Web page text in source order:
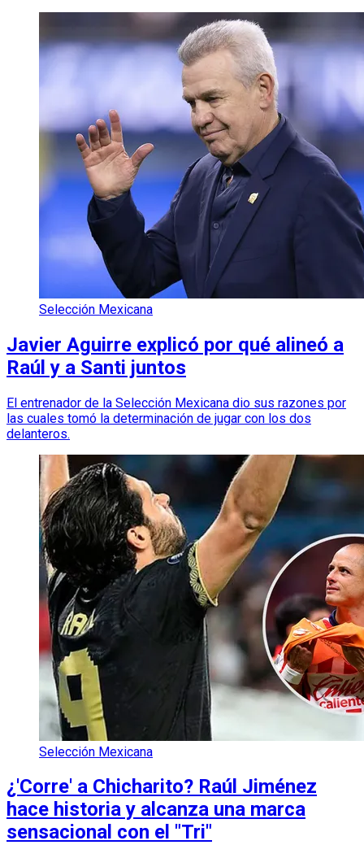
Selección Mexicana
Javier Aguirre explicó por qué alineó a
Raúl y a Santi juntos
El entrenador de la Selección Mexicana dio sus razones por
las cuales tomó la determinación de jugar con los dos
delanteros.
Selección Mexicana
¿'Corre' a Chicharito? Raúl Jiménez
hace historia y alcanza una marca
sensacional con el "Tri"